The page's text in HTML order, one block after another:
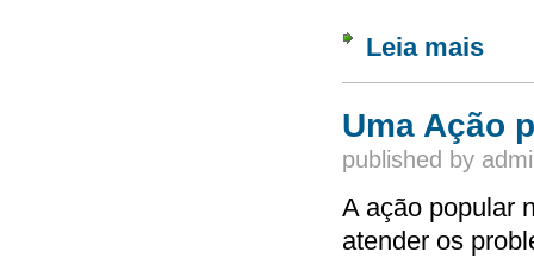
Leia mais
Uma Ação
published by
A ação popular
atender os